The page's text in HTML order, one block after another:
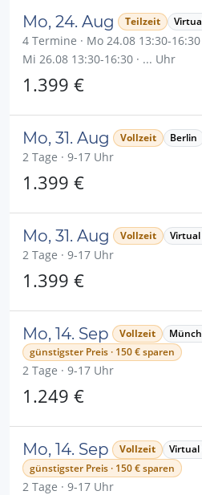
Mo, 24. Aug Teilzeit
4 Termine · Mo 24.08 13:30-16:30
Mi 26.08 13:30-16:30 · ... Uhr
1.399 €
Mo, 31. Aug Vollzeit Berlin
2 Tage · 9-17 Uhr
1.399 €
Mo, 31. Aug Vollzeit Virtual
2 Tage · 9-17 Uhr
1.399 €
Mo, 14. Sep Vollzeit
günstigster Preis · 150 € sparen
2 Tage · 9-17 Uhr
1.249 €
Mo, 14. Sep Vollzeit
Virtual
günstigster Preis · 150 € sparen
2 Tage · 9-17 Uhr